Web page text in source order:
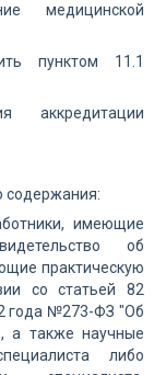
медицинской
пунктом 11.1
аккредитации
содержания:
имеющие
об
практическую
со статьей 82
года №273-ФЗ "Об
а также научные
либо